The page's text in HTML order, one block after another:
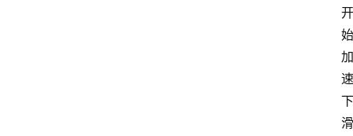
开
始
加
速
下
滑